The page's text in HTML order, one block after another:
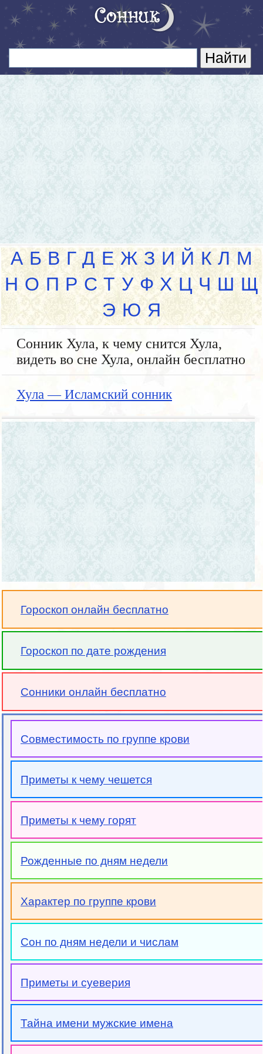
А Б В Г Д Е Ж З И Й К Л М
Н О П Р С Т У Ф Х Ц Ч Ш Щ
Э Ю Я
Сонник Хула, к чему снится Хула,
видеть во сне Хула, онлайн бесплатно
Хула — Исламский сонник
Гороскоп онлайн бесплатно
Гороскоп по дате рождения
Сонники онлайн бесплатно
Совместимость по группе крови
Приметы к чему чешется
Приметы к чему горят
Рожденные по дням недели
Характер по группе крови
Сон по дням недели и числам
Приметы и суеверия
Тайна имени мужские имена